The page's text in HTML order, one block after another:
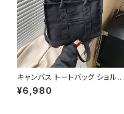
キャンバス トートバッグ ショルダ
ーバッグ ミニバッグ レディース
ワンタイプ ブラック グレー ブラ
¥6,980